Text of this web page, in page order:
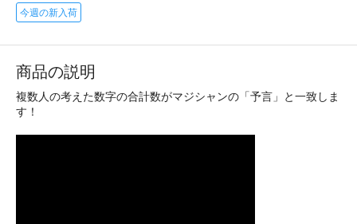
今週の新入荷
商品の説明
複数人の考えた数字の合計数がマジシャンの「予言」と一致しま
す！